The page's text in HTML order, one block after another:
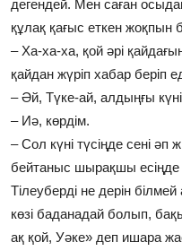
дегендей. Мен саған
құлақ қағыс еткен жоқпын
– Ха-ха-ха, қой әрі
қайдан жүріп хабар беріп
– Әй, Түке-ай, алдыңғы
– Иә, көрдім.
– Сол күні түсіңде сені
бейтаныс шырақшы есіңде
Тілеуберді не дерін
көзі баданадай болып,
ақ қой, Уәке» деп ишара